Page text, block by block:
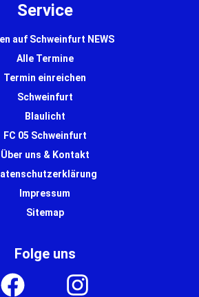
Service
auf Schweinfurt NEWS
Alle Termine
Termin einreichen
Schweinfurt
Blaulicht
FC 05 Schweinfurt
Über uns & Kontakt
Impressum
Sitemap
Folge uns